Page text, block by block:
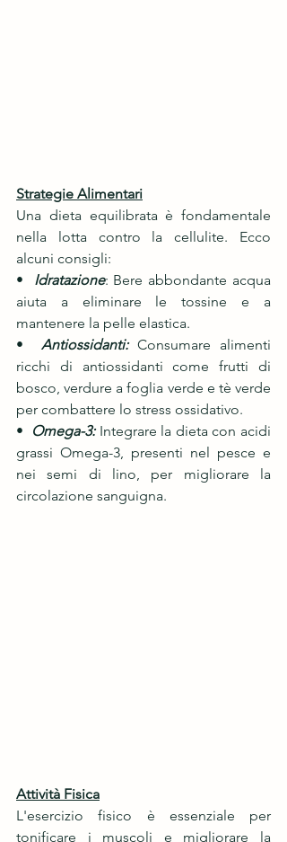
Strategie Alimentari
Una dieta equilibrata è fondamentale
nella lotta contro la cellulite. Ecco
alcuni consigli:
•
Idratazione: Bere abbondante acqua
aiuta a eliminare le tossine e a
mantenere la pelle elastica.
• Antiossidanti: Consumare alimenti
ricchi di antiossidanti come frutti di
bosco, verdure a foglia verde e tè verde
per combattere lo stress ossidativo.
• Omega-3: Integrare la dieta con acidi
grassi Omega-3, presenti nel pesce e
nei semi di lino, per migliorare la
circolazione sanguigna.
Attività Fisica
L'esercizio fisico è essenziale per
tonificare i muscoli e migliorare la